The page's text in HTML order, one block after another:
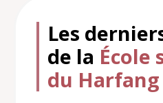
Les
de la École
du Harfang